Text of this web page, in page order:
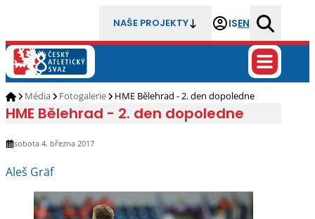
NAŠE PROJEKTY ISEN
Média Fotogalerie HME Bělehrad - 2. den dopoledne
HME Bělehrad - 2. den dopoledne
sobota 4. března 2017
Aleš Gräf